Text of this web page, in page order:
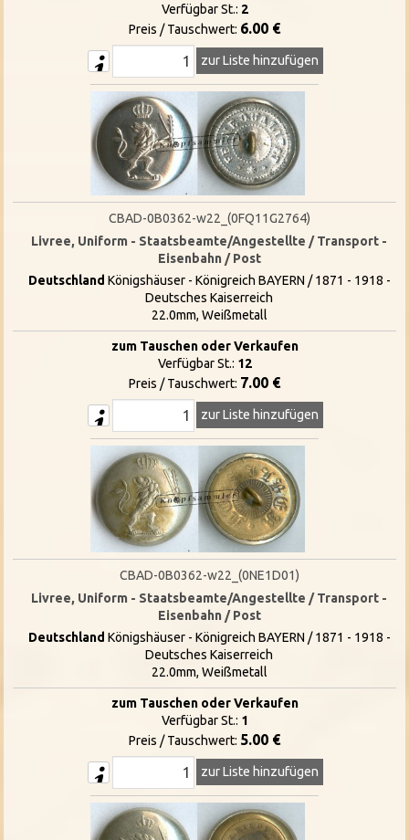
Verfügbar St.: 2
Preis / Tauschwert: 6.00 €
zur Liste hinzufügen
CBAD-0B0362-w22_(0FQ11G2764)
Livree, Uniform - Staatsbeamte/Angestellte / Transport -
Eisenbahn / Post
Deutschland Königshäuser - Königreich BAYERN / 1871 - 1918 -
Deutsches Kaiserreich
22.0mm, Weißmetall
zum Tauschen oder Verkaufen
Verfügbar St.: 12
Preis / Tauschwert: 7.00 €
zur Liste hinzufügen
CBAD-0B0362-w22_(0NE1D01)
Livree, Uniform - Staatsbeamte/Angestellte / Transport -
Eisenbahn / Post
Deutschland Königshäuser - Königreich BAYERN / 1871 - 1918 -
Deutsches Kaiserreich
22.0mm, Weißmetall
zum Tauschen oder Verkaufen
Verfügbar St.: 1
Preis / Tauschwert: 5.00 €
zur Liste hinzufügen